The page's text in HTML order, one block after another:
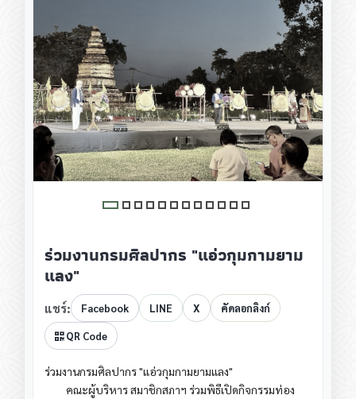
ร่วมงานกรมศิลปากร "แอ่วกุมกามยาม
แลง"
แชร์: Facebook LINE X คัดลอกลิงก์
QR Code
ร่วมงานกรมศิลปากร "แอ่วกุมกามยามแลง"
คณะผู้บริหาร สมาชิกสภาฯ ร่วมพิธีเปิดกิจกรรมท่อง